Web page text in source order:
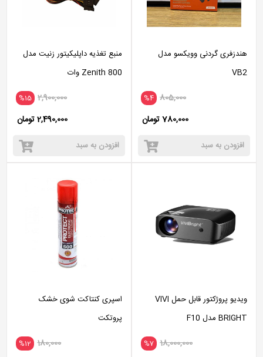
هندزفری گردنی وویکسو مدل
VB2
%4 805,000
780,000 تومان
افزودن به سبد
منبع تغذیه داپلیکیتور زنیت مدل
Zenith 800 وات
%15 2,900,000
2,490,000 تومان
افزودن به سبد
ویدیو پروژکتور قابل حمل VIVI
BRIGHT مدل F10
%7 18,000,000
اسپری کنتاکت شوی خشک
پروتکت
%12 180,000